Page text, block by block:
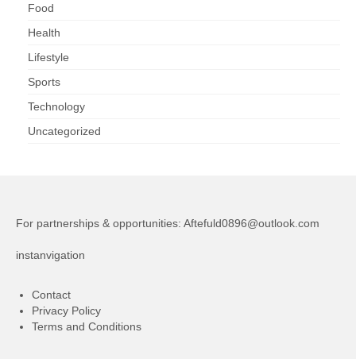
Food
Health
Lifestyle
Sports
Technology
Uncategorized
For partnerships & opportunities: Aftefuld0896@outlook.com
instanvigation
Contact
Privacy Policy
Terms and Conditions